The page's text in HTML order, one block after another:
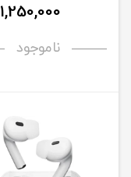
1,250,000
ناموجود